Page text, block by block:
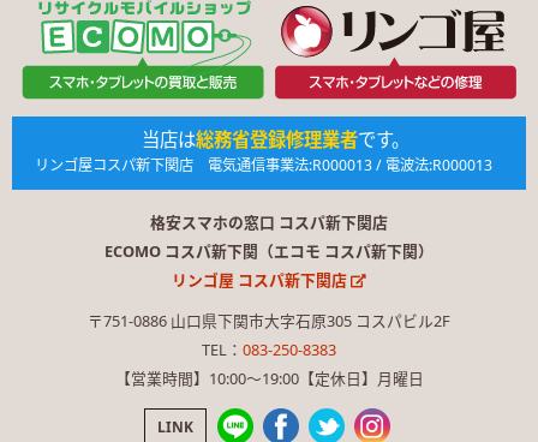
当店は総務省登録修理業者です。
リンゴ屋コスパ新下関店 電気通信事業法:R000013 / 電波法:R000013
格安スマホの窓口 コスパ新下関店
ECOMO コスパ新下関（エコモ コスパ新下関）
リンゴ屋 コスパ新下関店
〒751-0886 山口県下関市大字石原305 コスパビル2F
TEL： 083-250-8383
【営業時間】10:00〜19:00【定休日】月曜日
LINK